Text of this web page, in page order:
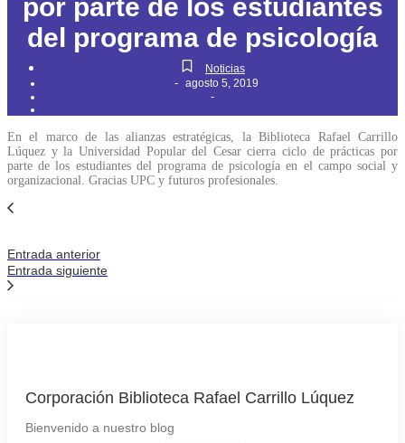
por parte de los estudiantes
del programa de psicología
Noticias
- agosto 5, 2019
-
En el marco de las alianzas estratégicas, la Biblioteca Rafael Carrillo
Lúquez y la Universidad Popular del Cesar cierra ciclo de prácticas por
parte de los estudiantes del programa de psicología en el campo social y
organizacional. Gracias UPC y futuros profesionales.
Entrada anterior
Entrada siguiente
Corporación Biblioteca Rafael Carrillo Lúquez
Bienvenido a nuestro blog